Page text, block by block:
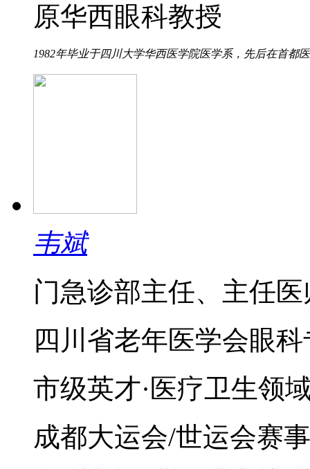
原华西眼科教授
1982年毕业于四川大学华西医学院医学系，先后在首都
韦斌
门急诊部主任、主任医
四川省老年医学会眼
市级英才·医疗卫生领
成都大运会/世运会赛